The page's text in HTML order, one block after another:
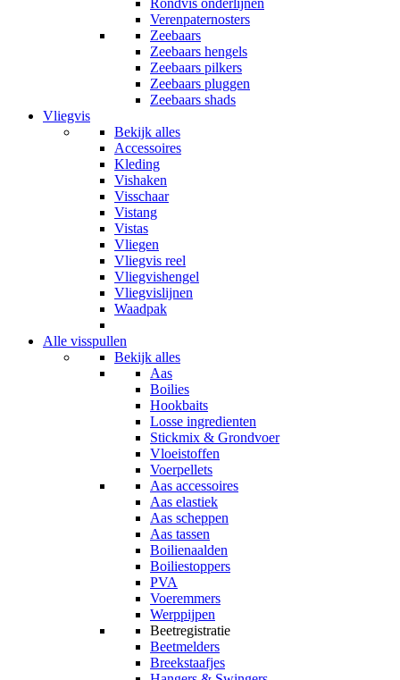
Rondvis onderlijnen
Verenpaternosters
Zeebaars
Zeebaars hengels
Zeebaars pilkers
Zeebaars pluggen
Zeebaars shads
Vliegvis
Bekijk alles
Accessoires
Kleding
Vishaken
Visschaar
Vistang
Vistas
Vliegen
Vliegvis reel
Vliegvishengel
Vliegvislijnen
Waadpak
Alle visspullen
Bekijk alles
Aas
Boilies
Hookbaits
Losse ingredienten
Stickmix & Grondvoer
Vloeistoffen
Voerpellets
Aas accessoires
Aas elastiek
Aas scheppen
Aas tassen
Boilienaalden
Boiliestoppers
PVA
Voeremmers
Werppijpen
Beetregistratie
Beetmelders
Breekstaafjes